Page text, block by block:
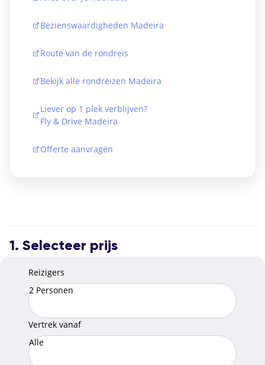
Bezienswaardigheden Madeira
Route van de rondreis
Bekijk alle rondreizen Madeira
Liever op 1 plek verblijven?
Fly & Drive Madeira
Offerte aanvragen
1. Selecteer prijs
Reizigers
2 Personen
Vertrek vanaf
Alle